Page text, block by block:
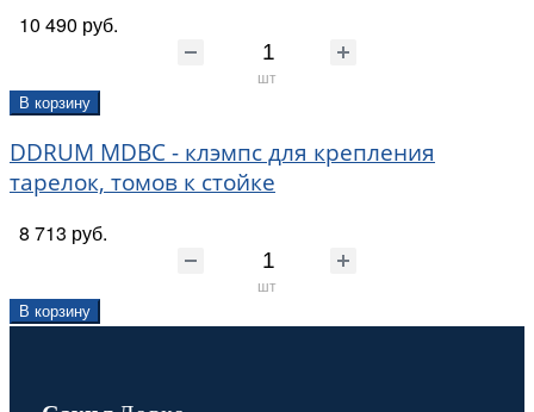
10 490 руб.
шт
В корзину
DDRUM MDBC - клэмпс для крепления
тарелок, томов к стойке
8 713 руб.
шт
В корзину